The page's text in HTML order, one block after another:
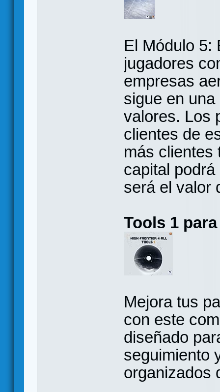
El Módulo 5:
jugadores
empresas
sigue en
valores. Los
clientes de
más clientes
capital
será el valor
Tools 1
Mejora tus
con este
diseñado
seguimiento
organizados